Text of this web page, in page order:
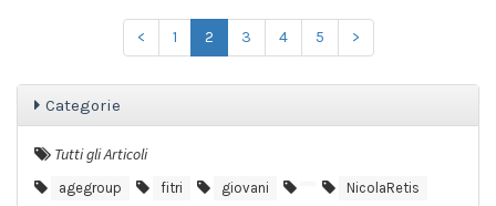
< 1 2 3 4 5 >
Categorie
Tutti gli Articoli
agegroup fitri giovani
NicolaRetis